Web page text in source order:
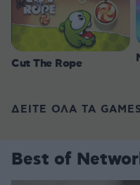
Cut The Rope
ΔΕΙΤΕ ΟΛΑ ΤΑ GAMES
Best of